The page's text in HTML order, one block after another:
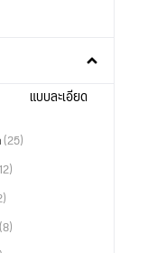
แบบละเอียด
(25)
(8)